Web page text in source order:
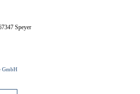
Speyer
GmbH